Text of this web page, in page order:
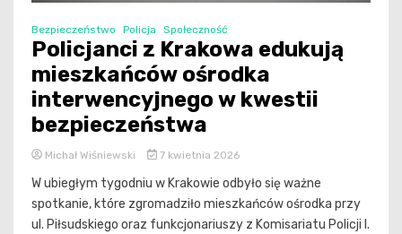
Bezpieczeństwo Policja Społeczność
Policjanci z Krakowa edukują
mieszkańców ośrodka
interwencyjnego w kwestii
bezpieczeństwa
Michał Wiśniewski 7 kwietnia 2026
W ubiegłym tygodniu w Krakowie odbyło się ważne
spotkanie, które zgromadziło mieszkańców ośrodka przy
ul. Piłsudskiego oraz funkcjonariuszy z Komisariatu Policji I.